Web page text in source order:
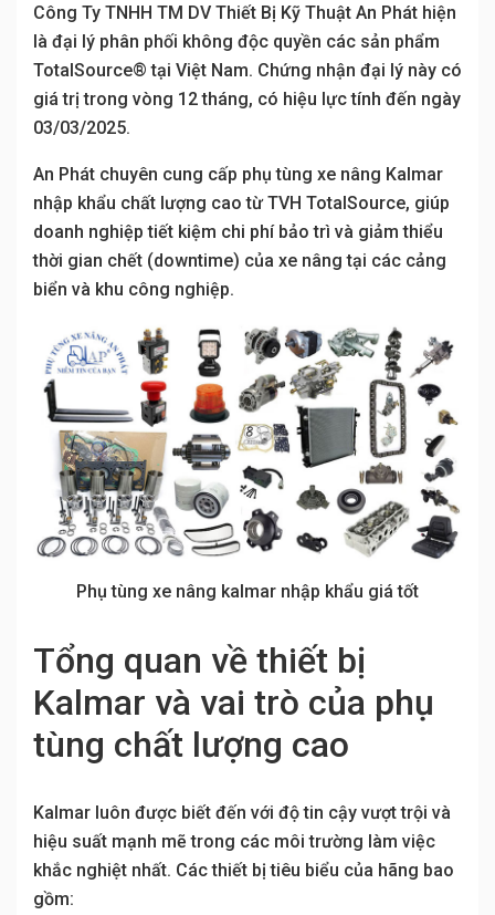
Công Ty TNHH TM DV Thiết Bị Kỹ Thuật An Phát hiện
là đại lý phân phối không độc quyền các sản phẩm
TotalSource® tại Việt Nam. Chứng nhận đại lý này có
giá trị trong vòng 12 tháng, có hiệu lực tính đến ngày
03/03/2025.
An Phát chuyên cung cấp phụ tùng xe nâng Kalmar
nhập khẩu chất lượng cao từ TVH TotalSource, giúp
doanh nghiệp tiết kiệm chi phí bảo trì và giảm thiểu
thời gian chết (downtime) của xe nâng tại các cảng
biển và khu công nghiệp.
Phụ tùng xe nâng kalmar nhập khẩu giá tốt
Tổng quan về thiết bị
Kalmar và vai trò của phụ
tùng chất lượng cao
Kalmar luôn được biết đến với độ tin cậy vượt trội và
hiệu suất mạnh mẽ trong các môi trường làm việc
khắc nghiệt nhất. Các thiết bị tiêu biểu của hãng bao
gồm: